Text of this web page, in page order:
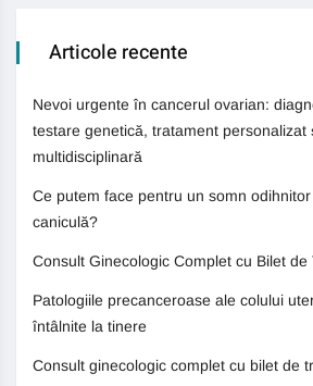
Articole recente
Nevoi urgente în cancerul ovarian:
testare genetică, tratament personalizat
multidisciplinară
Ce putem face pentru un somn
caniculă?
Consult Ginecologic Complet cu Bilet de
Patologiile precanceroase ale colului
întâlnite la tinere
Consult ginecologic complet cu bilet de